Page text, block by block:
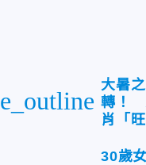
大暑
轉！
肖「
30歲